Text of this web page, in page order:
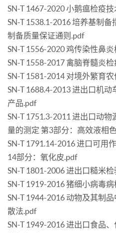
SN-T 1467-2020 小鹅瘟检疫
SN-T 1538.1-2016 培养基制
制备质量保证通则.pdf
SN-T 1556-2020 鸡传染性鼻
SN-T 1558-2017 禽脑脊髓炎
SN-T 1581-2014 对境外繁育
SN-T 1688.4-2013 进出口机
产品.pdf
SN-T 1751.3-2011 进出口动
量的测定 第3部分：高效液相
SN-T 1791.14-2016 进口可用
14部分：氧化皮.pdf
SN-T 1801-2006 进出口糙米
SN-T 1919-2016 猪细小病毒
SN-T 1944-2016 动物及其制
散法.pdf
SN-T 1949-2016 进出口食品